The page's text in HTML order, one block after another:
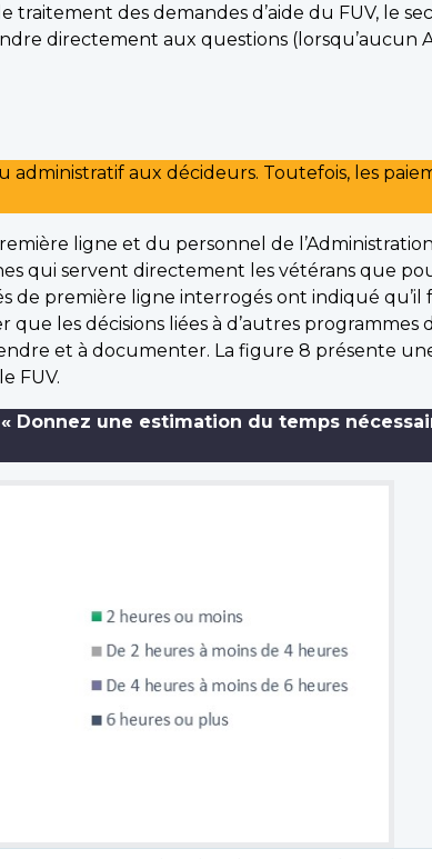
des demandes d’aide du FUV, le
directement aux questions (lorsqu’aucun
administratif aux décideurs. Toutefois, les
ligne et du personnel de
qui servent directement les vétérans que
de première ligne interrogés ont indiqué
les décisions liées à d’autres programmes
et à documenter. La figure 8 présente
FUV.
Donnez une estimation du temps